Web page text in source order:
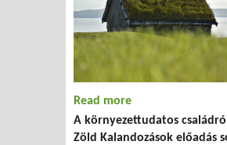
Read more
ház?
A környezettudatos
Zöld Kalandozások előadás